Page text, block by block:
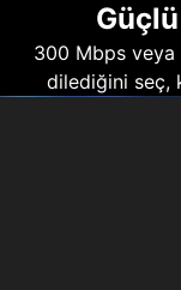
300 Mbps veya
dilediğini seç,